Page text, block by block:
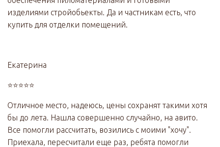
изделиями стройобьекты. Да и частникам есть, что
купить для отделки помещений.
Екатерина
⭐⭐⭐⭐⭐
Отличное место, надеюсь, цены сохранят такими хотя
бы до лета. Нашла совершенно случайно, на авито.
Все помогли рассчитать, возились с моими "хочу".
Приехала, пересчитали еще раз, ребята помогли